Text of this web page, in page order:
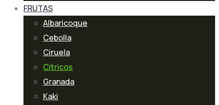
FRUTAS
Albaricoque
Cebolla
Ciruela
Cítricos
Granada
Kaki